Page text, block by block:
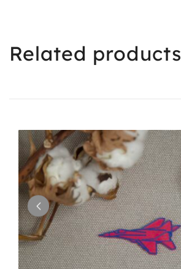
Related products